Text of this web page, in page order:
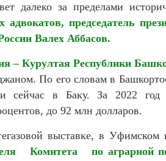
далеко за пределами
адвокатов, председатель
Валех Аббасов.
– Курултая Республики
По его словам в
сейчас в Баку. За 2022 год
до 92 млн долларов.
выставке, в Уфимском
Комитета по аграрной